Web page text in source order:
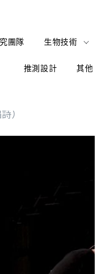
團隊 生物技術
推測設計 其他
）